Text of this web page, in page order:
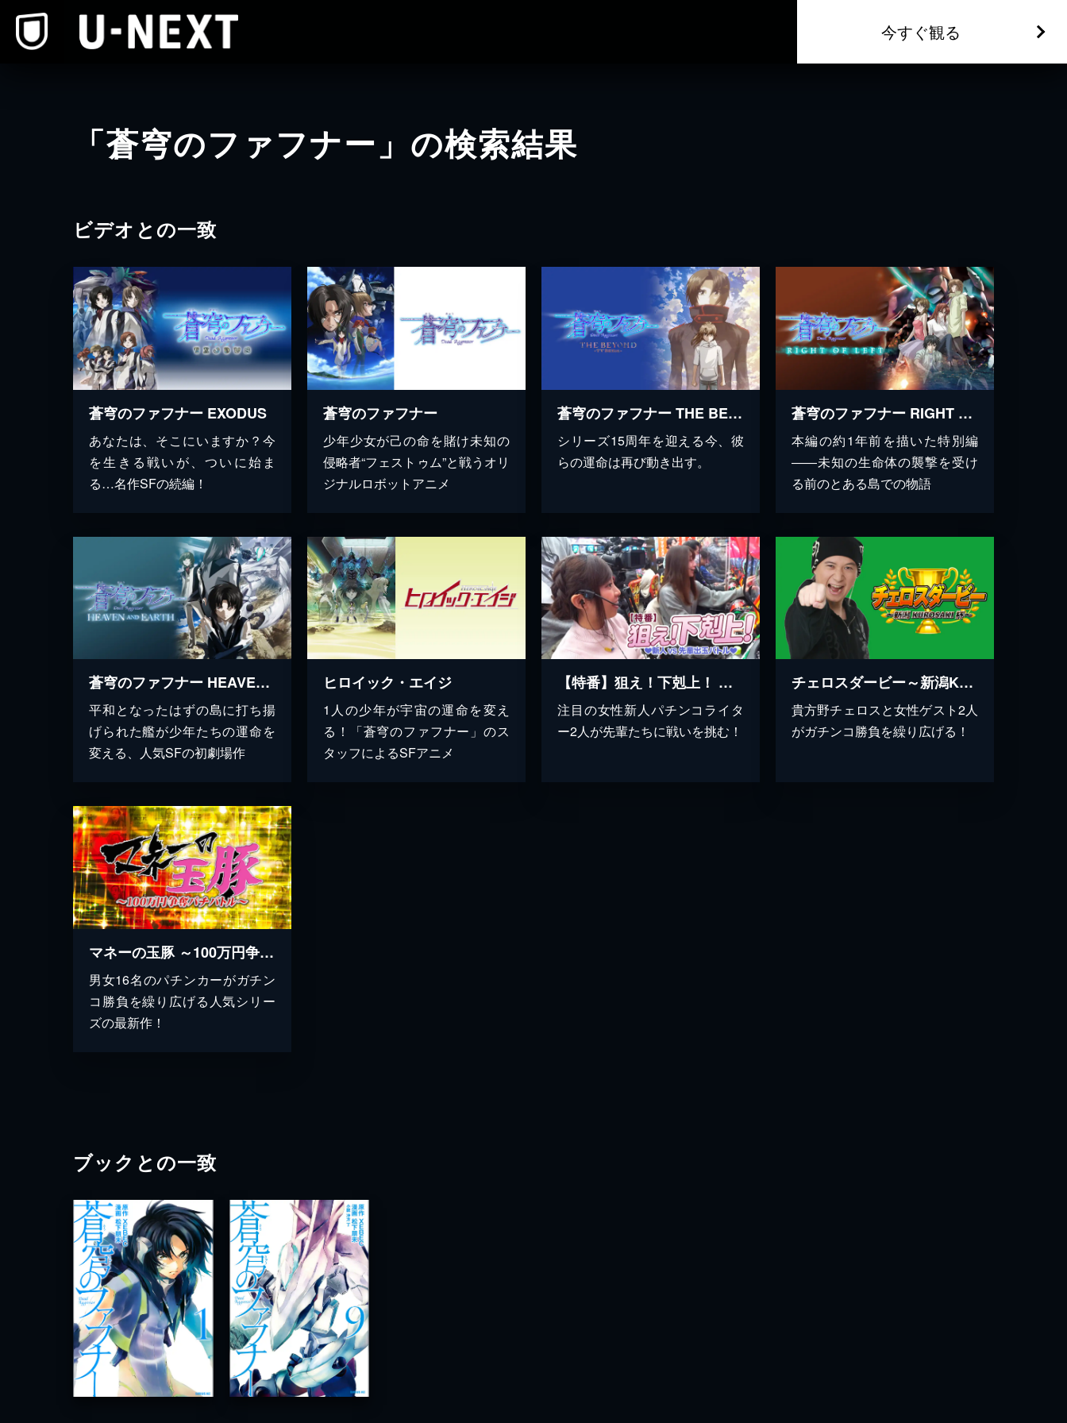
今すぐ観る
「蒼穹のファフナー」の検索結果
ビデオとの一致
蒼穹のファフナー EXODUS
あなたは、そこにいますか？今
を生きる戦いが、ついに始ま
る…名作SFの続編！
蒼穹のファフナー
少年少女が己の命を賭け未知の
侵略者“フェストゥム”と戦うオリ
ジナルロボットアニメ
蒼穹のファフナー THE BEYOND（TV Edition）
シリーズ15周年を迎える今、彼
らの運命は再び動き出す。
蒼穹のファフナー RIGHT OF LEFT
本編の約1年前を描いた特別編
――未知の生命体の襲撃を受け
る前のとある島での物語
蒼穹のファフナー HEAVEN AND EARTH
平和となったはずの島に打ち揚
げられた艦が少年たちの運命を
変える、人気SFの初劇場作
ヒロイック・エイジ
1人の少年が宇宙の運命を変え
る！「蒼穹のファフナー」のス
タッフによるSFアニメ
【特番】狙え！下剋上！ 新人VS先輩出玉バトル！
注目の女性新人パチンコライタ
ー2人が先輩たちに戦いを挑む！
チェロスダービー～新潟KUROSAKI杯～
貴方野チェロスと女性ゲスト2人
がガチンコ勝負を繰り広げる！
マネーの玉豚 ～100万円争奪パチバトル～
男女16名のパチンカーがガチン
コ勝負を繰り広げる人気シリー
ズの最新作！
ブックとの一致